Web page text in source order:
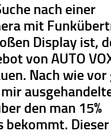
nach einer
mit
Display ist,
von AUTO
Nach wie
den man 15%
bekommt.